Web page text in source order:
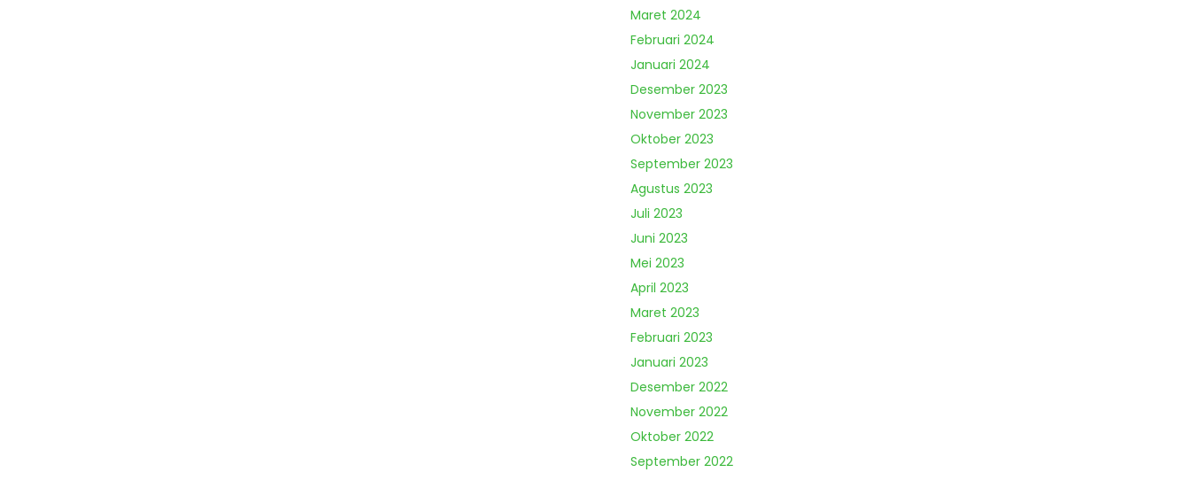
Maret 2024
Februari 2024
Januari 2024
Desember 2023
November 2023
Oktober 2023
September 2023
Agustus 2023
Juli 2023
Juni 2023
Mei 2023
April 2023
Maret 2023
Februari 2023
Januari 2023
Desember 2022
November 2022
Oktober 2022
September 2022